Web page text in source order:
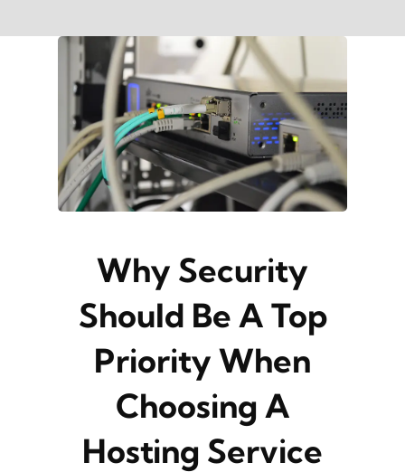
to
Why Security
Should Be A Top
Priority When
Choosing A
Hosting Service